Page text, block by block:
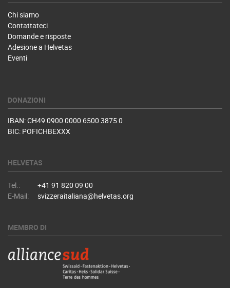
Chi siamo
Contattateci
Domande e risposte
Adesione a Helvetas
Eventi
DONAZIONI
IBAN: CH49 0900 0000 6500 3875 0
BIC: POFICHBEXXX
HELVETAS
Tel.:
+41 91 820 09 00
E-Mail:
svizzeraitaliana@helvetas.org
MEMBRO DI